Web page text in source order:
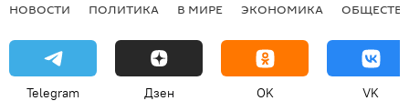
НОВОСТИ ПОЛИТИКА В МИРЕ ЭКОНОМИКА
Telegram Дзен OK VK